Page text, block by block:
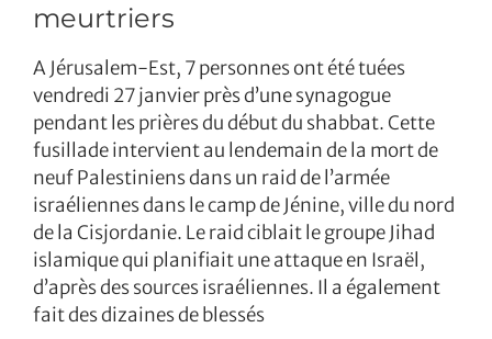
meurtriers
A Jérusalem-Est, 7 personnes ont été tuées
vendredi 27 janvier près d’une synagogue
pendant les prières du début du shabbat. Cette
fusillade intervient au lendemain de la mort de
neuf Palestiniens dans un raid de l’armée
israéliennes dans le camp de Jénine, ville du nord
de la Cisjordanie. Le raid ciblait le groupe Jihad
islamique qui planifiait une attaque en Israël,
d’après des sources israéliennes. Il a également
fait des dizaines de blessés